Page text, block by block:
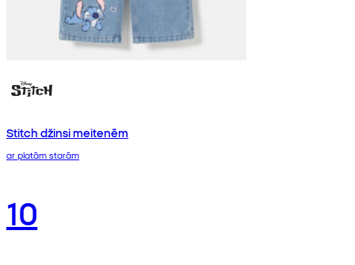
Stitch džinsi meitenēm
ar platām starām
10